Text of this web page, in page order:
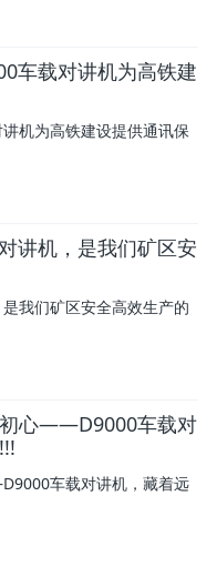
车载对讲机为高铁建
机为高铁建设提供通讯保
讲机，是我们矿区安
我们矿区安全高效生产的
初心——D9000车载对
车载对讲机，藏着远